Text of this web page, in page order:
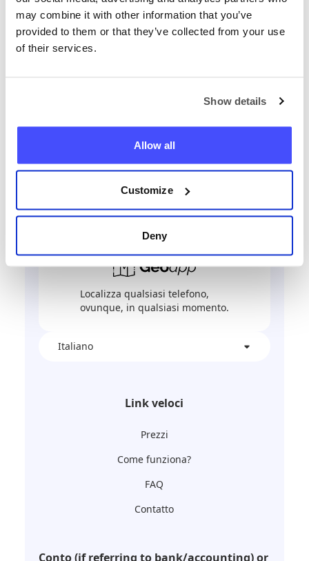
may combine it with other information that you’ve
provided to them or that they’ve collected from your use
of their services.
Show details
Allow all
Customize
Deny
Localizzare telefono
Localizza qualsiasi telefono,
ovunque, in qualsiasi momento.
Italiano
Link veloci
Prezzi
Come funziona?
FAQ
Contatto
Conto (if referring to bank/accounting) or